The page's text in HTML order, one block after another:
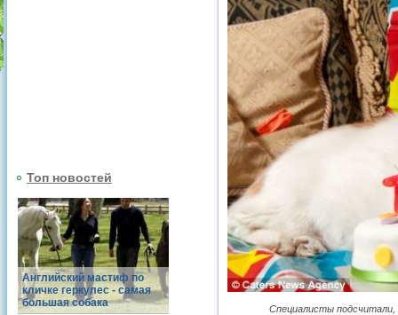
Топ новостей
Английский мастиф по
кличке геркулес - самая
большая собака
Специалисты подсчитали,